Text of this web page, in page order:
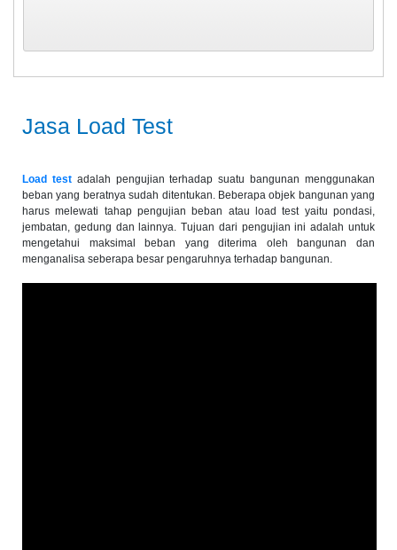
Jasa Load Test
Load testadalah pengujian terhadap suatu bangunan menggunakan
beban yang beratnya sudah ditentukan. Beberapa objek bangunan yang
harus melewati tahap pengujian beban atau load test yaitu pondasi,
jembatan, gedung dan lainnya. Tujuan dari pengujian ini adalah untuk
mengetahui maksimal beban yang diterima oleh bangunan dan
menganalisa seberapa besar pengaruhnya terhadap bangunan.